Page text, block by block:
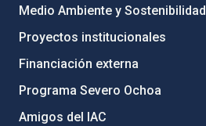
Medio Ambiente y Sostenibilidad
Proyectos institucionales
Financiación externa
Programa Severo Ochoa
Amigos del IAC